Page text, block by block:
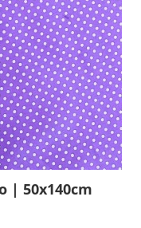
| 50x140cm